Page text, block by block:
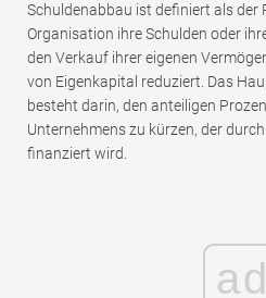
Schuldenabbau ist definiert als der
Organisation ihre Schulden oder
den Verkauf ihrer eigenen
von Eigenkapital reduziert. Das
besteht darin, den anteiligen
Unternehmens zu kürzen, der
finanziert wird.
ad